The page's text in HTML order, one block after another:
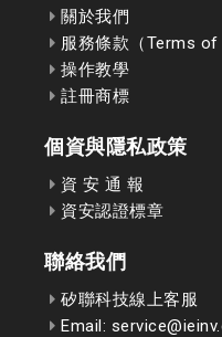
關於我們
服務條款（Terms of
操作教學
註冊商標
個資與隱私政策
資 安 通 報
資安認證標章
聯絡我們
矽聯科技線上客服
Email: